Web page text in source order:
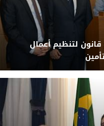
قانون لتنظيم أعمال